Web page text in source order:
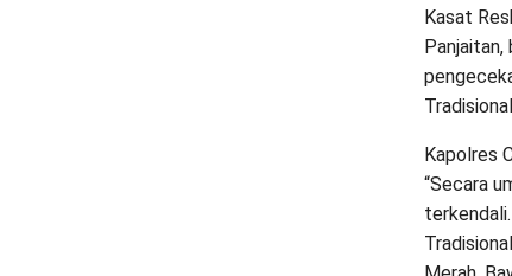
Kasat
Kapolres
“Secara